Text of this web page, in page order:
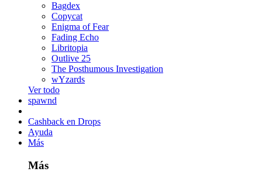
Bagdex
Copycat
Enigma of Fear
Fading Echo
Libritopia
Outlive 25
The Posthumous Investigation
wYzards
Ver todo
spawnd
Cashback en Drops
Ayuda
Más
Más